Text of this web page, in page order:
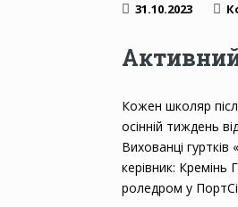
31.10.2023
Кожен школяр
осінній тиждень
Вихованці
керівник: Кремінь
роледром у